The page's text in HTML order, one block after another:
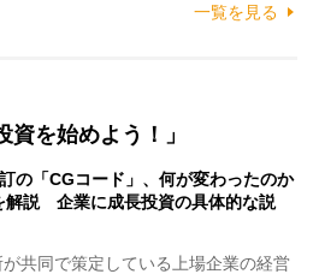
一覧を見る
を始めよう！」
の「CGコード」、何が変わったのか
解説 企業に成長投資の具体的な説
共同で策定している上場企業の経営